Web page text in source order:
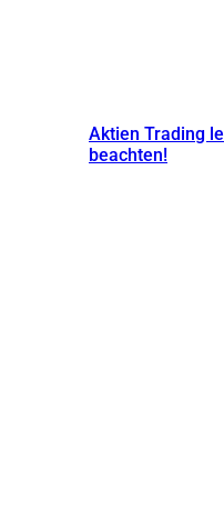
Aktien Trading
beachten!